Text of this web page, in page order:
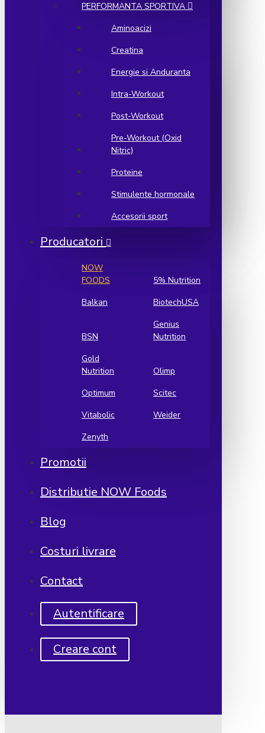
PERFORMANTA SPORTIVA
Aminoacizi
Creatina
Energie si Anduranta
Intra-Workout
Post-Workout
Pre-Workout (Oxid
Nitric)
Proteine
Stimulente hormonale
Accesorii sport
Producatori
NOW
FOODS
5% Nutrition
Balkan
BiotechUSA
BSN
Genius
Nutrition
Gold
Nutrition
Olimp
Optimum
Scitec
Vitabolic
Weider
Zenyth
Promotii
Distributie NOW Foods
Blog
Costuri livrare
Contact
Autentificare
Creare cont